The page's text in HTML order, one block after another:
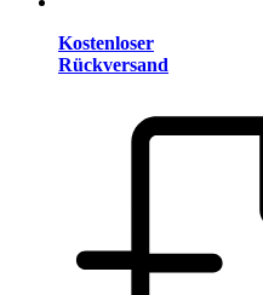
Kostenloser
Rückversand